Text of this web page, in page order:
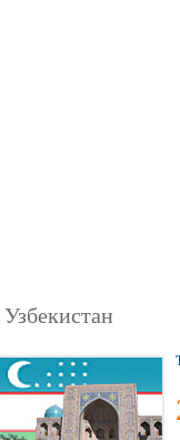
Узбекистан